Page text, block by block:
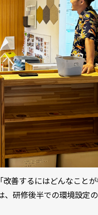
善するにはどんなこと
研修後半での環境設定